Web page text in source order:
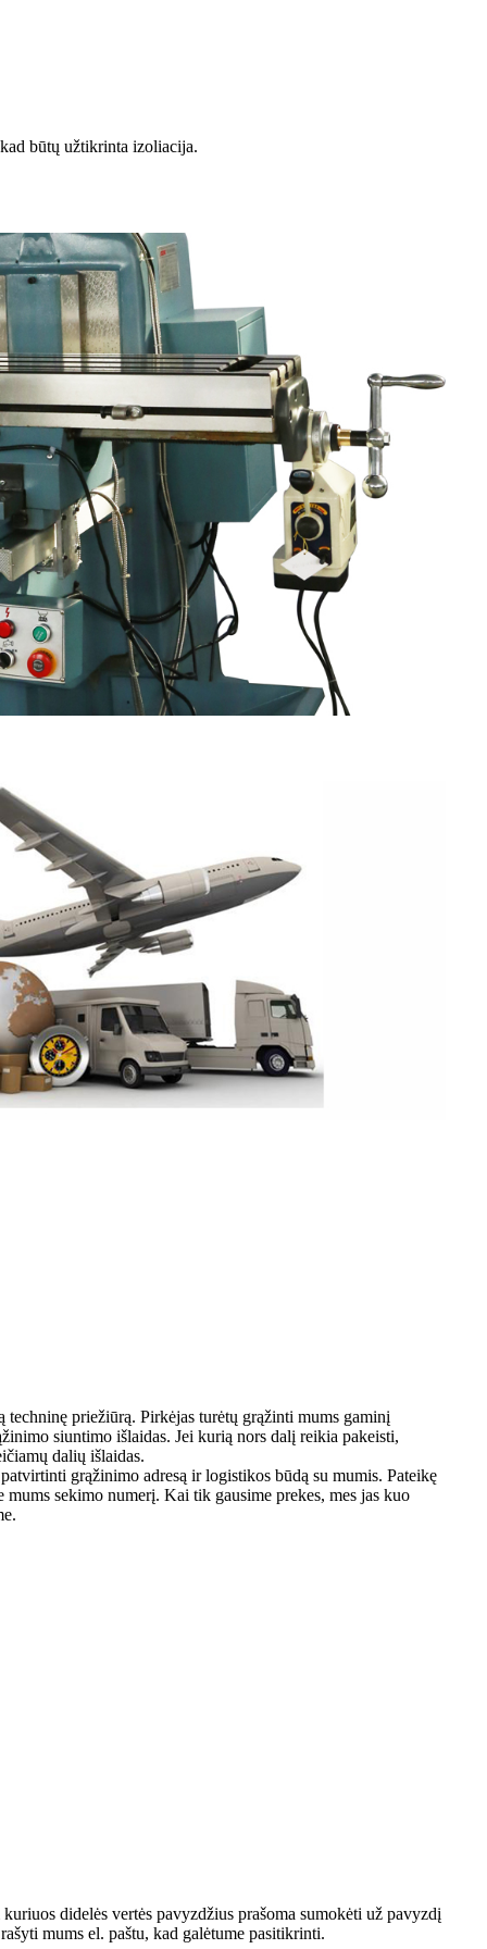
būtų užtikrinta izoliacija.
techninę priežiūrą. Pirkėjas turėtų grąžinti mums gaminį
siuntimo išlaidas. Jei kurią nors dalį reikia pakeisti,
dalių išlaidas.
grąžinimo adresą ir logistikos būdą su mumis. Pateikę
sekimo numerį. Kai tik gausime prekes, mes jas kuo
didelės vertės pavyzdžius prašoma sumokėti už pavyzdį
mums el. paštu, kad galėtume pasitikrinti.